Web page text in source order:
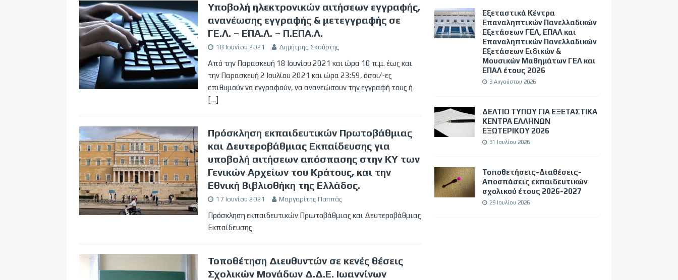
Υποβολή ηλεκτρονικών αιτήσεων εγγραφής,
ανανέωσης εγγραφής & μετεγγραφής σε
ΓΕ.Λ. – ΕΠΑ.Λ. – Π.ΕΠΑ.Λ.
18 Ιουνίου 2021 Δημήτρης Σκούρτης
Από την Παρασκευή 18 Ιουνίου 2021 και ώρα 10 π.μ. έως και
την Παρασκευή 2 Ιουλίου 2021 και ώρα 23:59, όσοι/-ες
επιθυμούν να εγγραφούν, να ανανεώσουν την εγγραφή τους ή
[…]
Πρόσκληση εκπαιδευτικών Πρωτοβάθμιας
και Δευτεροβάθμιας Εκπαίδευσης για
υποβολή αιτήσεων απόσπασης στην ΚΥ των
Γενικών Αρχείων του Κράτους, και την
Εθνική Βιβλιοθήκη της Ελλάδος.
17 Ιουνίου 2021 Μαργαρίτης Παππάς
Πρόσκληση εκπαιδευτικών Πρωτοβάθμιας και Δευτεροβάθμιας
Εκπαίδευσης
Τοποθέτηση Διευθυντών σε κενές θέσεις
Σχολικών Μονάδων Δ.Δ.Ε. Ιωαννίνων
Εξεταστικά Κέντρα
Επαναληπτικών Πανελλαδικών
Εξετάσεων ΓΕΛ, ΕΠΑΛ και
Επαναληπτικών Πανελλαδικών
Εξετάσεων Ειδικών &
Μουσικών Μαθημάτων ΓΕΛ και
ΕΠΑΛ έτους 2026
3 Αυγούστου 2026
ΔΕΛΤΙΟ ΤΥΠΟΥ ΓΙΑ ΕΞΕΤΑΣΤΙΚΑ
ΚΕΝΤΡΑ ΕΛΛΗΝΩΝ
ΕΞΩΤΕΡΙΚΟΥ 2026
31 Ιουλίου 2026
Τοποθετήσεις-Διαθέσεις-
Αποσπάσεις εκπαιδευτικών
σχολικού έτους 2026-2027
29 Ιουλίου 2026